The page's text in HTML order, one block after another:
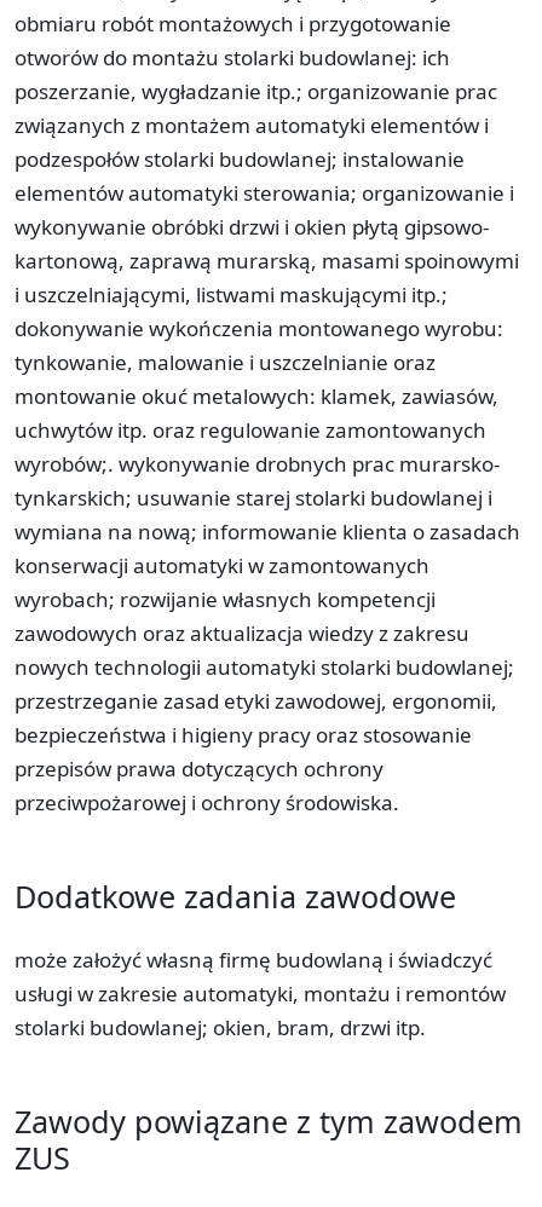
obmiaru robót montażowych i przygotowanie
otworów do montażu stolarki budowlanej: ich
poszerzanie, wygładzanie itp.; organizowanie prac
związanych z montażem automatyki elementów i
podzespołów stolarki budowlanej; instalowanie
elementów automatyki sterowania; organizowanie i
wykonywanie obróbki drzwi i okien płytą gipsowo-
kartonową, zaprawą murarską, masami spoinowymi
i uszczelniającymi, listwami maskującymi itp.;
dokonywanie wykończenia montowanego wyrobu:
tynkowanie, malowanie i uszczelnianie oraz
montowanie okuć metalowych: klamek, zawiasów,
uchwytów itp. oraz regulowanie zamontowanych
wyrobów;. wykonywanie drobnych prac murarsko-
tynkarskich; usuwanie starej stolarki budowlanej i
wymiana na nową; informowanie klienta o zasadach
konserwacji automatyki w zamontowanych
wyrobach; rozwijanie własnych kompetencji
zawodowych oraz aktualizacja wiedzy z zakresu
nowych technologii automatyki stolarki budowlanej;
przestrzeganie zasad etyki zawodowej, ergonomii,
bezpieczeństwa i higieny pracy oraz stosowanie
przepisów prawa dotyczących ochrony
przeciwpożarowej i ochrony środowiska.
Dodatkowe zadania zawodowe
może założyć własną firmę budowlaną i świadczyć
usługi w zakresie automatyki, montażu i remontów
stolarki budowlanej; okien, bram, drzwi itp.
Zawody powiązane z tym zawodem
ZUS